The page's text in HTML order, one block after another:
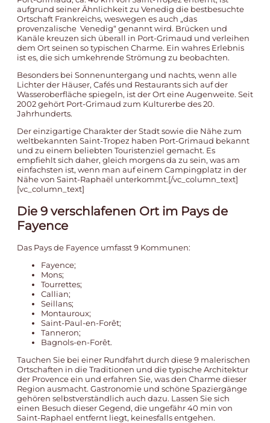
aufgrund seiner Ähnlichkeit zu Venedig die bestbesuchte
Ortschaft Frankreichs, weswegen es auch „das
provenzalische Venedig“ genannt wird. Brücken und
Kanäle kreuzen sich überall in Port-Grimaud und verleihen
dem Ort seinen so typischen Charme. Ein wahres Erlebnis
ist es, die sich umkehrende Strömung zu beobachten.
Besonders bei Sonnenuntergang und nachts, wenn alle
Lichter der Häuser, Cafés und Restaurants sich auf der
Wasseroberfläche spiegeln, ist der Ort eine Augenweite. Seit
2002 gehört Port-Grimaud zum Kulturerbe des 20.
Jahrhunderts.
Der einzigartige Charakter der Stadt sowie die Nähe zum
weltbekannten Saint-Tropez haben Port-Grimaud bekannt
und zu einem beliebten Touristenziel gemacht. Es
empfiehlt sich daher, gleich morgens da zu sein, was am
einfachsten ist, wenn man auf einem Campingplatz in der
Nähe von Saint-Raphaël unterkommt.[/vc_column_text]
[vc_column_text]
Die 9 verschlafenen Ort im Pays de
Fayence
Das Pays de Fayence umfasst 9 Kommunen:
Fayence;
Mons;
Tourrettes;
Callian;
Seillans;
Montauroux;
Saint-Paul-en-Forêt;
Tanneron;
Bagnols-en-Forêt.
Tauchen Sie bei einer Rundfahrt durch diese 9 malerischen
Ortschaften in die Traditionen und die typische Architektur
der Provence ein und erfahren Sie, was den Charme dieser
Region ausmacht. Gastronomie und schöne Spaziergänge
gehören selbstverständlich auch dazu. Lassen Sie sich
einen Besuch dieser Gegend, die ungefähr 40 min von
Saint-Raphael entfernt liegt, keinesfalls entgehen.